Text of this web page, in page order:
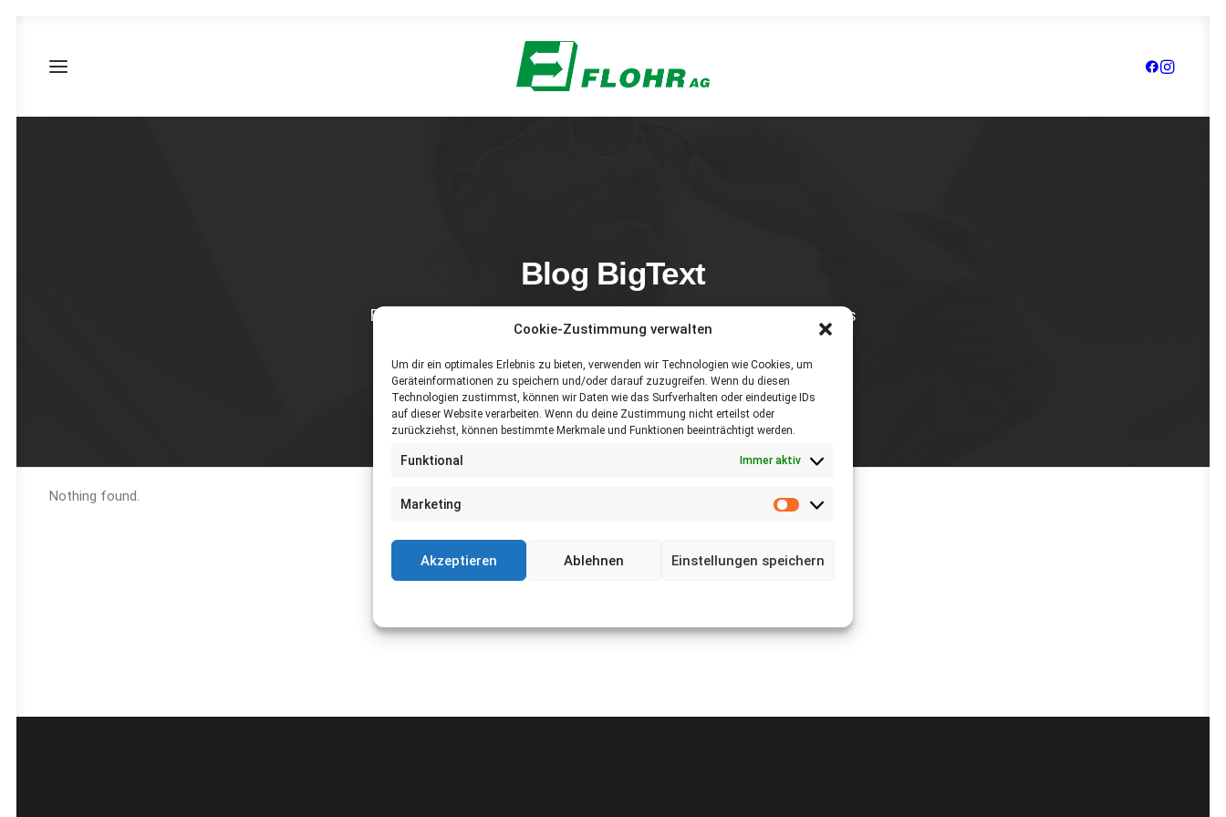
Cookie-Zustimmung verwalten
Um dir ein optimales Erlebnis zu bieten, verwenden wir Technologien wie Cookies, um
Geräteinformationen zu speichern und/oder darauf zuzugreifen. Wenn du diesen
Technologien zustimmst, können wir Daten wie das Surfverhalten oder eindeutige IDs
auf dieser Website verarbeiten. Wenn du deine Zustimmung nicht erteilst oder
zurückziehst, können bestimmte Merkmale und Funktionen beeinträchtigt werden.
Funktional Immer aktiv
Marketing
Marketing
Akzeptieren Ablehnen Einstellungen speichern
Blog BigText
BigText is totally insane with impressive possibilities for creatives
Nothing found.